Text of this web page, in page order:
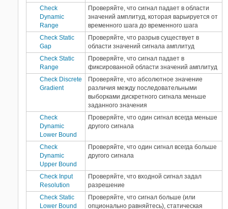
Check
Dynamic
Range
Проверяйте, что сигнал падает в области
значений амплитуд, которая варьируется от
временного шага до временного шага
Check Static
Gap
Проверяйте, что разрыв существует в
области значений сигнала амплитуд
Check Static
Range
Проверяйте, что сигнал падает в
фиксированной области значений амплитуд
Check Discrete
Gradient
Проверяйте, что абсолютное значение
различия между последовательными
выборками дискретного сигнала меньше
заданного значения
Check
Dynamic
Lower Bound
Проверяйте, что один сигнал всегда меньше
другого сигнала
Check
Dynamic
Upper Bound
Проверяйте, что один сигнал всегда больше
другого сигнала
Check Input
Resolution
Проверяйте, что входной сигнал задал
разрешение
Check Static
Lower Bound
Проверяйте, что сигнал больше (или
опционально равняйтесь), статическая